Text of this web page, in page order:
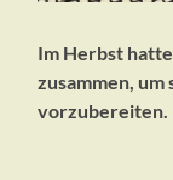
Im Herbst
zusammen, um
vorzubereiten.